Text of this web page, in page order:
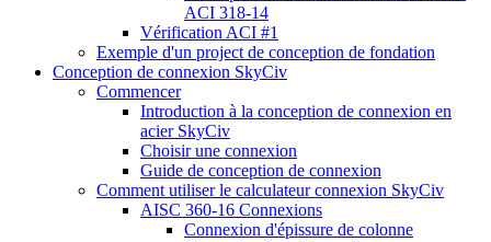
ACI 318-14
Vérification ACI #1
Exemple d'un project de conception de fondation
Conception de connexion SkyCiv
Commencer
Introduction à la conception de connexion en
acier SkyCiv
Choisir une connexion
Guide de conception de connexion
Comment utiliser le calculateur connexion SkyCiv
AISC 360-16 Connexions
Connexion d'épissure de colonne